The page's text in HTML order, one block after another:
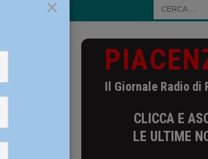
nel 2019:
Il Giornale Radio di
CLICCA E
LE ULTIME